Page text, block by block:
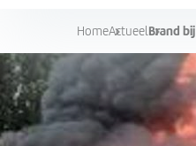
HomeActueelBrand